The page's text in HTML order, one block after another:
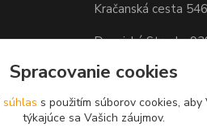
Kračanská cesta
Dunajská Streda,
Spracovanie cookies
súhlas s použitím súborov cookies,
týkajúce sa Vašich záujmov.